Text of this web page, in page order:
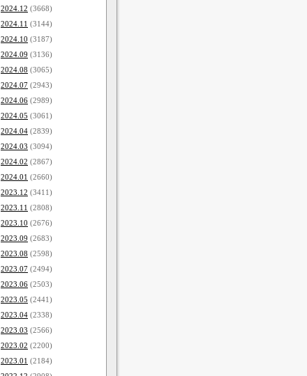
2024.12 (3668)
2024.11 (3144)
2024.10 (3187)
2024.09 (3136)
2024.08 (3065)
2024.07 (2943)
2024.06 (2989)
2024.05 (3061)
2024.04 (2839)
2024.03 (3094)
2024.02 (2867)
2024.01 (2660)
2023.12 (3411)
2023.11 (2808)
2023.10 (2676)
2023.09 (2683)
2023.08 (2598)
2023.07 (2494)
2023.06 (2503)
2023.05 (2441)
2023.04 (2338)
2023.03 (2566)
2023.02 (2200)
2023.01 (2184)